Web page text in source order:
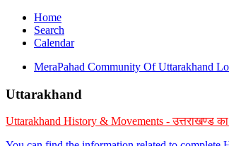
Home
Search
Calendar
MeraPahad Community Of Uttarakhand
Uttarakhand
Uttarakhand History & Movements - उत्तराखण्ड